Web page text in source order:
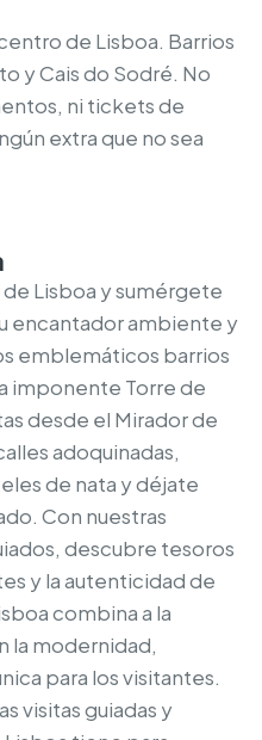
de Lisboa. Barrios
y Cais do Sodré. No
ni tickets de
extra que no sea
Lisboa y sumérgete
encantador ambiente y
emblemáticos barrios
imponente Torre de
desde el Mirador de
adoquinadas,
de nata y déjate
Con nuestras
descubre tesoros
y la autenticidad de
combina a la
la modernidad,
para los visitantes.
visitas guiadas y